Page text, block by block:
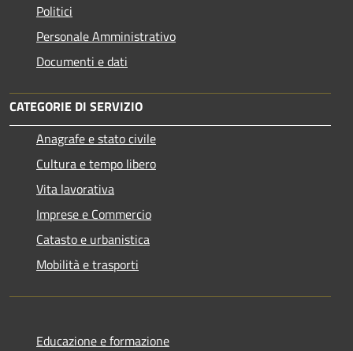
Politici
Personale Amministrativo
Documenti e dati
CATEGORIE DI SERVIZIO
Anagrafe e stato civile
Cultura e tempo libero
Vita lavorativa
Imprese e Commercio
Catasto e urbanistica
Mobilità e trasporti
Educazione e formazione